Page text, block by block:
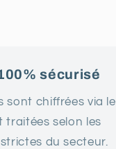
sécurisé
sont chiffrées via le
traitées selon les
du secteur.